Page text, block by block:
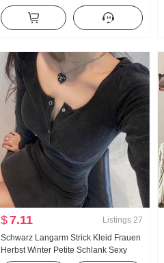
Stil Hohe Taille Charme Schlank
Schlank Ein Wort Minirock Modisch
$7.11 Listings 27
Schwarz Langarm Strick Kleid Frauen
Herbst Winter Petite Schlank Sexy